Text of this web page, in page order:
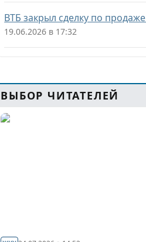
ВТБ закрыл сделку по
19.06.2026 в 17:32
ВЫБОР ЧИТАТЕЛЕЙ